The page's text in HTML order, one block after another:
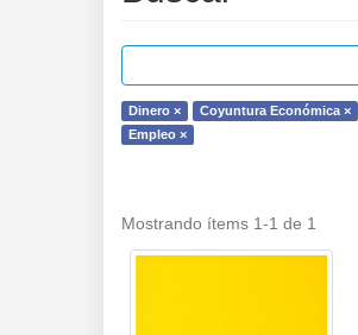
Dinero × Coyuntura Económica ×
Empleo ×
Mostrando ítems 1-1 de 1